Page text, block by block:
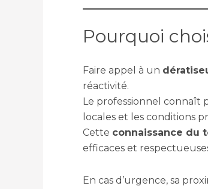
Pourquoi
Faire appel à un
réactivité.
Le professionnel connaît
locales et les conditions
Cette connaissance du
efficaces et
En cas d’urgence, sa